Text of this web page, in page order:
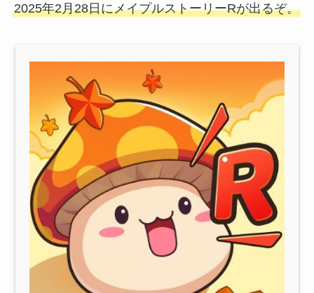
2025年2月28日にメイプルストーリーRが出るぞ。